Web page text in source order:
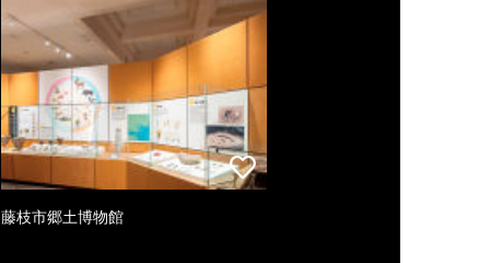
藤枝市郷土博物館